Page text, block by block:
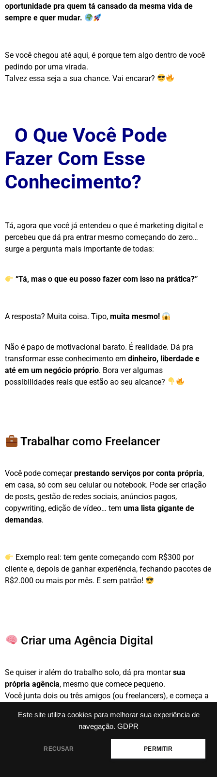
Este site utiliza cookies para melhorar sua experiência de
navegação. GDPR
RECUSAR PERMITIR
oportunidade pra quem tá cansado da mesma vida de
sempre e quer mudar.
Se você chegou até aqui, é porque tem algo dentro de você
pedindo por uma virada.
Talvez essa seja a sua chance. Vai encarar?
O Que Você Pode
Fazer Com Esse
Conhecimento?
Tá, agora que você já entendeu o que é marketing digital e
percebeu que dá pra entrar mesmo começando do zero…
surge a pergunta mais importante de todas:
“Tá, mas o que eu posso fazer com isso na prática?”
A resposta? Muita coisa. Tipo, muita mesmo!
Não é papo de motivacional barato. É realidade. Dá pra
transformar esse conhecimento em dinheiro, liberdade e
até em um negócio próprio. Bora ver algumas
possibilidades reais que estão ao seu alcance?
Trabalhar como Freelancer
Você pode começarprestando serviços por conta própria,
em casa, só com seu celular ou notebook. Pode ser criação
de posts, gestão de redes sociais, anúncios pagos,
copywriting, edição de vídeo… tem uma lista gigante de
demandas.
Exemplo real: tem gente começando com R$300 por
cliente e, depois de ganhar experiência, fechando pacotes de
R$2.000 ou mais por mês. E sem patrão!
Criar uma Agência Digital
Se quiser ir além do trabalho solo, dá pra montarsua
própria agência, mesmo que comece pequeno.
Você junta dois ou três amigos (ou freelancers), e começa a
fazendo tudo: tráfego, conteúdo, branding, etc.